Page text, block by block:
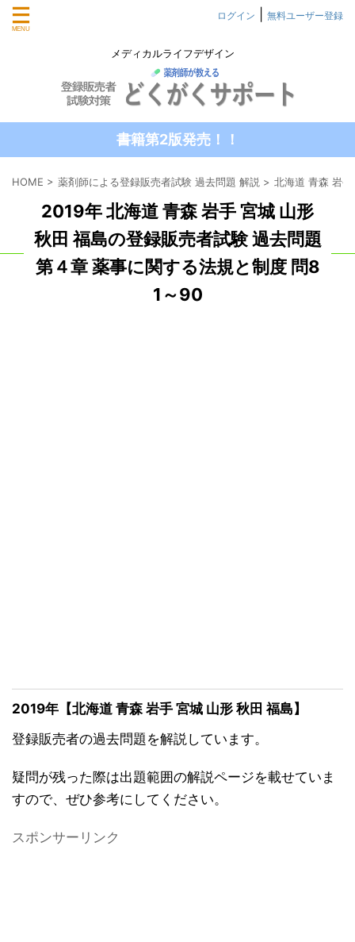
メディカルライフデザイン
ログイン 無料ユーザー登録
書籍第2版発売！！
HOME > 薬剤師による登録販売者試験 過去問題 解説 > 北海道 青森 岩
2019年 北海道 青森 岩手 宮城 山形
秋田 福島の登録販売者試験 過去問題
第４章 薬事に関する法規と制度 問8
1～90
2019年【北海道 青森 岩手 宮城 山形 秋田 福島】
登録販売者の過去問題を解説しています。
疑問が残った際は出題範囲の解説ページを載せていま
すので、ぜひ参考にしてください。
スポンサーリンク